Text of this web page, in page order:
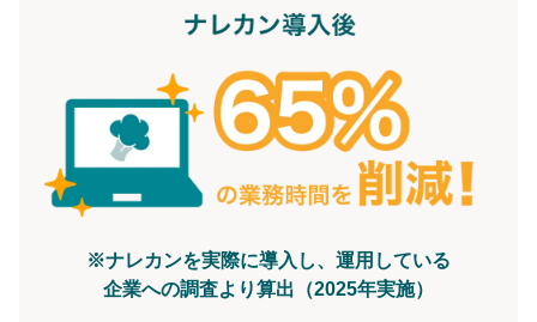
※ナレカンを実際に導入し、運用している
企業への調査より算出（2025年実施）